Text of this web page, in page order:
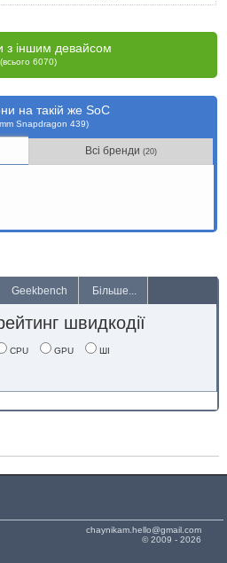
з іншим девайсом
(всього 6070)
на такій же SoC
Snapdragon 439)
Всі бренди(20)
Geekbench Більше...
швидкодії
CPU GPU ШІ
chaynikam.hello@gmail.com
© 2009 - 2026